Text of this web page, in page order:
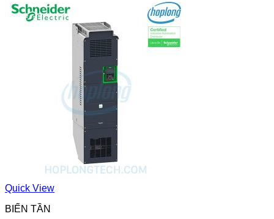
Quick View
BIẾN TẦN